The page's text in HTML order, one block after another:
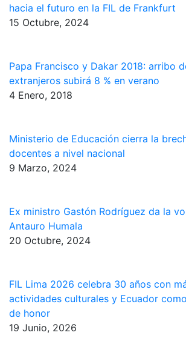
hacia el futuro en la FIL de Frankfurt
15 Octubre, 2024
Papa Francisco y Dakar 2018: arribo
extranjeros subirá 8 % en verano
4 Enero, 2018
Ministerio de Educación cierra la
docentes a nivel nacional
9 Marzo, 2024
Ex ministro Gastón Rodríguez da la
Antauro Humala
20 Octubre, 2024
FIL Lima 2026 celebra 30 años con
actividades culturales y Ecuador
de honor
19 Junio, 2026